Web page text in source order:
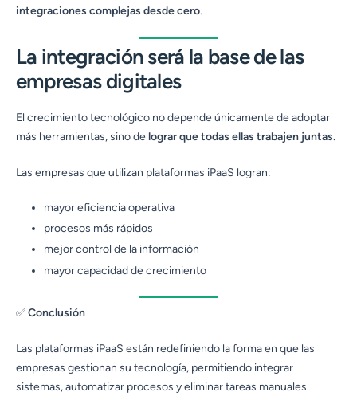
integraciones complejas desde cero.
La integración será la base de las
empresas digitales
El crecimiento tecnológico no depende únicamente de adoptar
más herramientas, sino delograr que todas ellas trabajen juntas.
Las empresas que utilizan plataformas iPaaS logran:
mayor eficiencia operativa
procesos más rápidos
mejor control de la información
mayor capacidad de crecimiento
✅Conclusión
Las plataformas iPaaS están redefiniendo la forma en que las
empresas gestionan su tecnología, permitiendo integrar
sistemas, automatizar procesos y eliminar tareas manuales.